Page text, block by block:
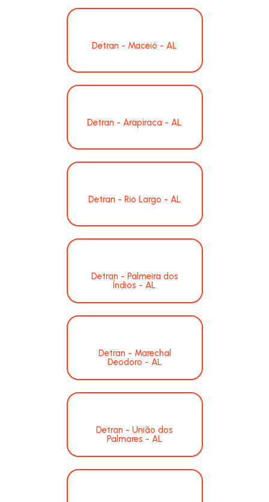
Detran - Maceió - AL
Detran - Arapiraca - AL
Detran - Rio Largo - AL
Detran - Palmeira dos
Índios - AL
Detran - Marechal
Deodoro - AL
Detran - União dos
Palmares - AL